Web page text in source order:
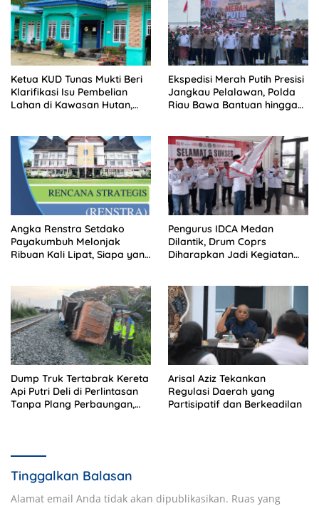
Ketua KUD Tunas Mukti Beri
Klarifikasi Isu Pembelian
Lahan di Kawasan Hutan,
Ekspedisi Merah Putih Presisi
Jangkau Pelalawan, Polda
Riau Bawa Bantuan hingga
Angka Renstra Setdako
Payakumbuh Melonjak
Ribuan Kali Lipat, Siapa yang
Pengurus IDCA Medan
Dilantik, Drum Coprs
Diharapkan Jadi Kegiatan
Dump Truk Tertabrak Kereta
Api Putri Deli di Perlintasan
Tanpa Plang Perbaungan,
Arisal Aziz Tekankan
Regulasi Daerah yang
Partisipatif dan Berkeadilan
Tinggalkan Balasan
Alamat email Anda tidak akan dipublikasikan. Ruas yang